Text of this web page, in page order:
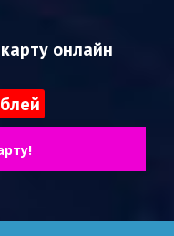
онлайн